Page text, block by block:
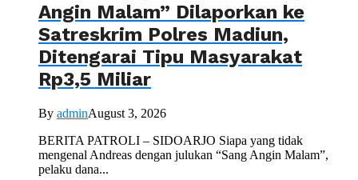
Angin Malam” Dilaporkan ke
Satreskrim Polres Madiun,
Ditengarai Tipu Masyarakat
Rp3,5 Miliar
By adminAugust 3, 2026
BERITA PATROLI – SIDOARJO Siapa yang tidak
mengenal Andreas dengan julukan “Sang Angin Malam”,
pelaku dana...